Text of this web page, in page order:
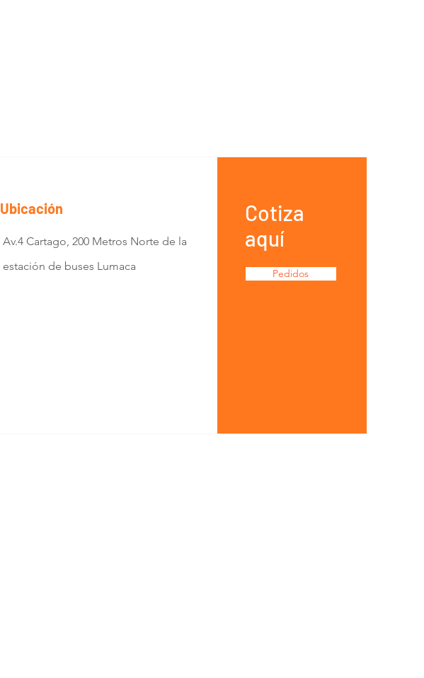
Ubicación
Av.4 Cartago, 200 Metros Norte de la
estación de buses Lumaca
Cotiza
aquí
Pedidos